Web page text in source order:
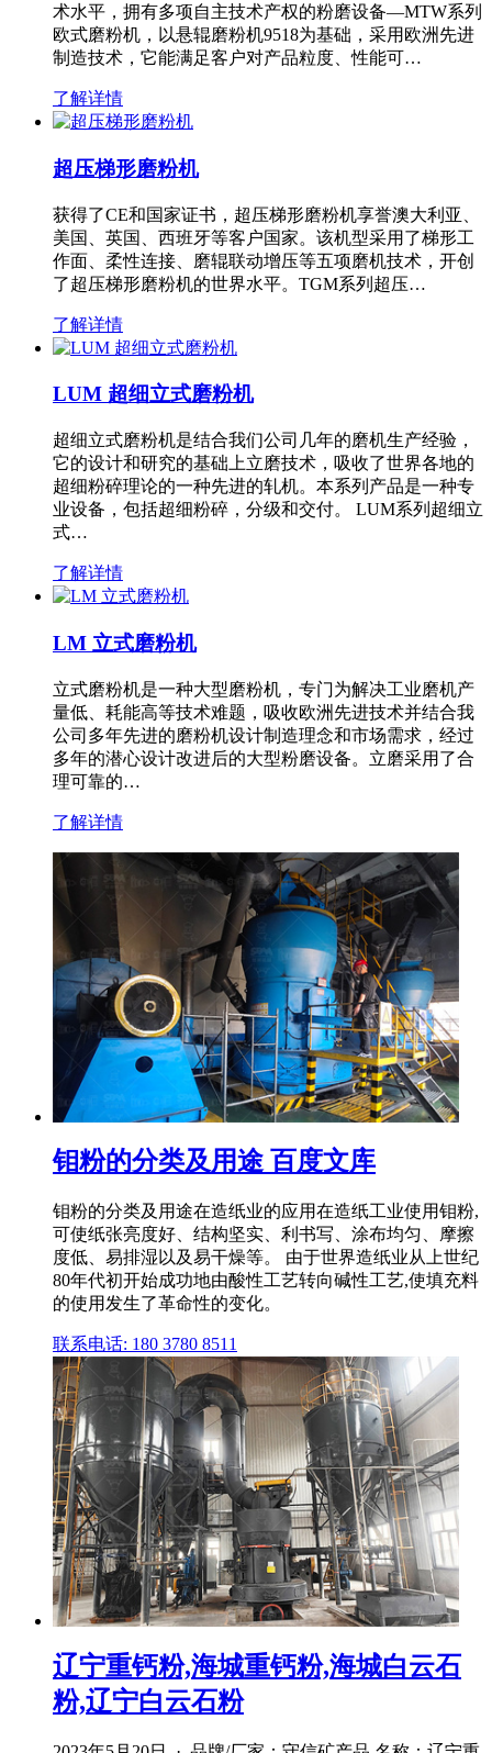
术水平，拥有多项自主技术产权的粉磨设备—MTW系列
欧式磨粉机，以悬辊磨粉机9518为基础，采用欧洲先进
制造技术，它能满足客户对产品粒度、性能可…
了解详情
超压梯形磨粉机
获得了CE和国家证书，超压梯形磨粉机享誉澳大利亚、
美国、英国、西班牙等客户国家。该机型采用了梯形工
作面、柔性连接、磨辊联动增压等五项磨机技术，开创
了超压梯形磨粉机的世界水平。TGM系列超压…
了解详情
LUM 超细立式磨粉机
超细立式磨粉机是结合我们公司几年的磨机生产经验，
它的设计和研究的基础上立磨技术，吸收了世界各地的
超细粉碎理论的一种先进的轧机。本系列产品是一种专
业设备，包括超细粉碎，分级和交付。 LUM系列超细立
式…
了解详情
LM 立式磨粉机
立式磨粉机是一种大型磨粉机，专门为解决工业磨机产
量低、耗能高等技术难题，吸收欧洲先进技术并结合我
公司多年先进的磨粉机设计制造理念和市场需求，经过
多年的潜心设计改进后的大型粉磨设备。立磨采用了合
理可靠的…
了解详情
钼粉的分类及用途 百度文库
钼粉的分类及用途在造纸业的应用在造纸工业使用钼粉,
可使纸张亮度好、结构坚实、利书写、涂布均匀、摩擦
度低、易排湿以及易干燥等。 由于世界造纸业从上世纪
80年代初开始成功地由酸性工艺转向碱性工艺,使填充料
的使用发生了革命性的变化。
联系电话: 180 3780 8511
辽宁重钙粉,海城重钙粉,海城白云石
粉,辽宁白云石粉